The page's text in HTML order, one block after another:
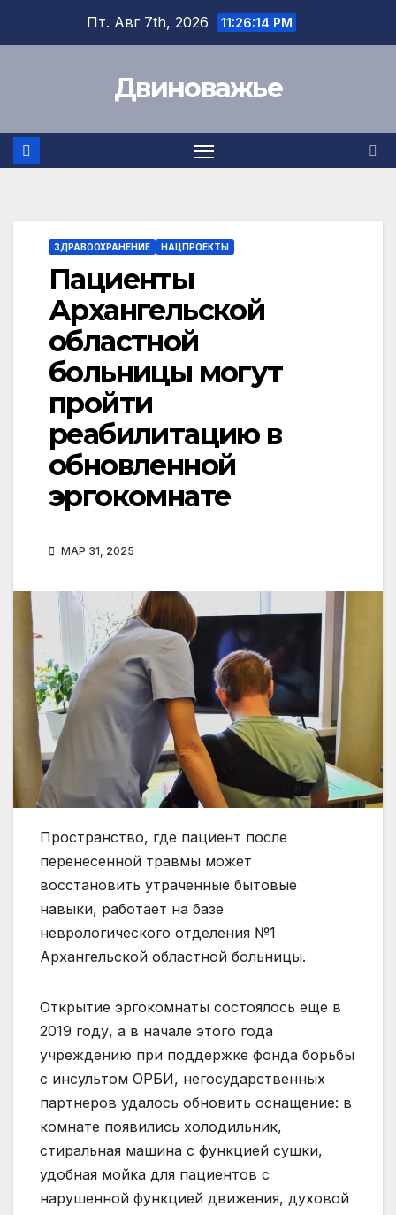
Пт. Авг 7th, 2026 11:26:15 PM
Двиноважье
ЗДРАВООХРАНЕНИЕ НАЦПРОЕКТЫ
Пациенты
Архангельской
областной
больницы могут
пройти
реабилитацию в
обновленной
эргокомнате
МАР 31, 2025
Пространство, где пациент после
перенесенной травмы может
восстановить утраченные бытовые
навыки, работает на базе
неврологического отделения №1
Архангельской областной больницы.
Открытие эргокомнаты состоялось еще в
2019 году, а в начале этого года
учреждению при поддержке фонда борьбы
с инсультом ОРБИ, негосударственных
партнеров удалось обновить оснащение: в
комнате появились холодильник,
стиральная машина с функцией сушки,
удобная мойка для пациентов с
нарушенной функцией движения, духовой